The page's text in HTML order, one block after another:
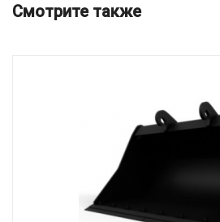
Смотрите также